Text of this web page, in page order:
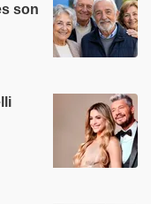
son